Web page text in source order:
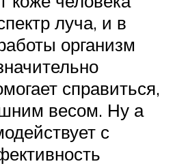
луча, и в
организм
справиться,
весом. Ну а
с